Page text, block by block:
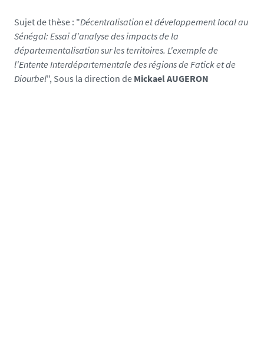
Sujet de thèse : "Décentralisation et développement local au
Sénégal: Essai d'analyse des impacts de la
départementalisation sur les territoires. L'exemple de
l'Entente Interdépartementale des régions de Fatick et de
Diourbel", Sous la direction de Mickael AUGERON